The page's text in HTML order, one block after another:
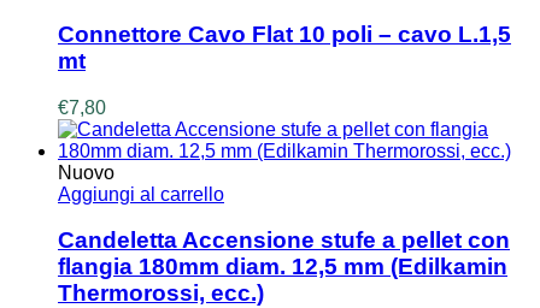
Connettore Cavo Flat 10 poli – cavo L.1,5
mt
€7,80
Nuovo
Aggiungi al carrello
Candeletta Accensione stufe a pellet con
flangia 180mm diam. 12,5 mm (Edilkamin
Thermorossi, ecc.)